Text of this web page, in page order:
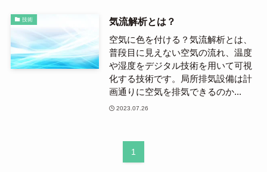
技術 気流解析とは？
空気に色を付ける？気流解析とは、
普段目に見えない空気の流れ、温度
や湿度をデジタル技術を用いて可視
化する技術です。局所排気設備は計
画通りに空気を排気できるのか...
2023.07.26
1